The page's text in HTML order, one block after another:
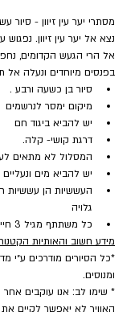
מסתרי יער עין זיוון - סיור
נצא אל יער עין זיוון.
אל הרי הגעש הקדומים,
בפנסים מיוחדים ונעלה אל
סיור בן כשעה ורבע .
מיקום ימסר לנרשמים
יש להביא ביגוד חם
דרגת קושי- קלה.
המסלול לא מתאים
יש להביא מים ונעליים
העששיות הן עששיות
גלויה
כל משתתף מגיל 3 חייב בכרטיס
מידע חשוב והאותיות
*כל הסיורים מודרכים ע״י
ומנוסים.
* שימו לב: אנו עוקבים אחר
האוויר לא יאפשר לקיים